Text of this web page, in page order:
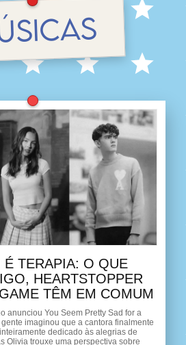
É TERAPIA: O QUE
HEARTSTOPPER
TÊM EM COMUM
anunciou You Seem Pretty Sad for a
imaginou que a cantora finalmente
dedicado às alegrias de
Olivia trouxe uma perspectiva sobre